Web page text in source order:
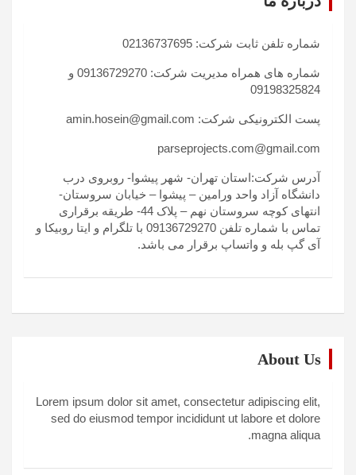
شماره تلفن ثابت شرکت: 02136737695
شماره های همراه مدیریت شرکت: 09136729270 و
09198325824
پست الکترونیکی شرکت: amin.hosein@gmail.com
parseprojects.com@gmail.com
آدرس شرکت:استان تهران- شهر پیشوا- روبروی درب
دانشگاه آزاد واحد ورامین – پیشوا – خیابان سروستان-
انتهای کوچه سروستان نهم – پلاک 44- طریقه برقراری
تماس با شماره تلفن 09136729270 با تلگرام و ایتا روبیکا و
آی گپ بله و واتساپ برقرار می باشد.
About Us
Lorem ipsum dolor sit amet, consectetur adipiscing elit,
sed do eiusmod tempor incididunt ut labore et dolore
magna aliqua.